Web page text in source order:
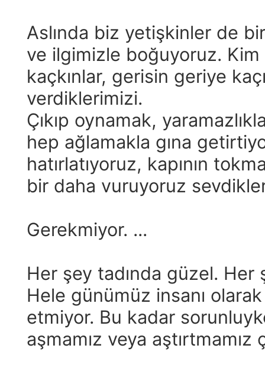
Aslında biz yetişkinler de
ve ilgimizle boğuyoruz.
kaçkınlar, gerisin geriye
verdiklerimizi.
Çıkıp oynamak,
hep ağlamakla gına
hatırlatıyoruz, kapının
bir daha vuruyoruz
Gerekmiyor. ...
Her şey tadında güzel. Her
Hele günümüz insanı
etmiyor. Bu kadar
aşmamız veya aştırtmamız